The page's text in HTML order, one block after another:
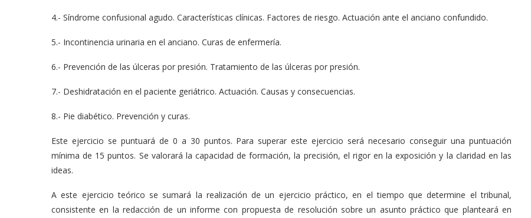
4.- Síndrome confusional agudo. Características clínicas. Factores de riesgo. Actuación ante el anciano confundido.
5.- Incontinencia urinaria en el anciano. Curas de enfermería.
6.- Prevención de las úlceras por presión. Tratamiento de las úlceras por presión.
7.- Deshidratación en el paciente geriátrico. Actuación. Causas y consecuencias.
8.- Pie diabético. Prevención y curas.
Este ejercicio se puntuará de 0 a 30 puntos. Para superar este ejercicio será necesario conseguir una puntuación
mínima de 15 puntos. Se valorará la capacidad de formación, la precisión, el rigor en la exposición y la claridad en las
ideas.
A este ejercicio teórico se sumará la realización de un ejercicio práctico, en el tiempo que determine el tribunal,
consistente en la redacción de un informe con propuesta de resolución sobre un asunto práctico que planteará en